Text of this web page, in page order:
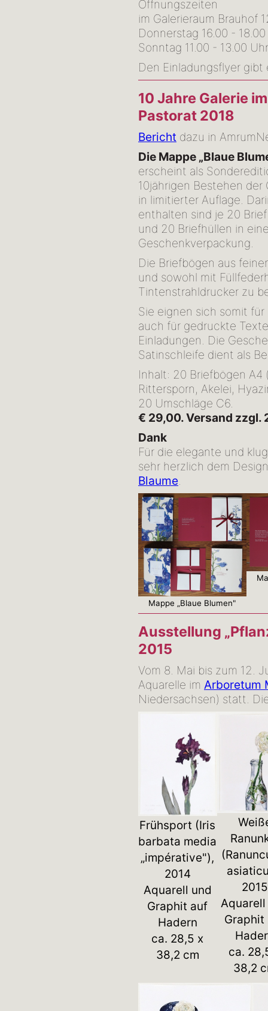
Öffnungszeiten
im Galerieraum Brauhof
Donnerstag 16.00 -
Sonntag 11.00 - 13.00
Den Einladungsflyer
10 Jahre Galerie
Pastorat 2018
Bericht dazu in
Die Mappe „Blaue
erscheint als
10jährigen Bestehen der
in limitierter Auflage.
enthalten sind je 20
und 20 Briefhüllen in
Geschenkverpackung.
Die Briefbögen aus
und sowohl mit
Tintenstrahldrucker zu
Sie eignen sich somit
auch für gedruckte
Einladungen. Die
Satinschleife dient als
Inhalt: 20 Briefbögen
Rittersporn, Akelei,
20 Umschläge C6.
€ 29,00. Versand zzgl.
Dank
Für die elegante und
sehr herzlich dem
Blaume.
Mappe „Blaue Blumen"
Ausstellung
2015
Vom 8. Mai bis zum 12.
Aquarelle im Arboretum
Niedersachsen) statt.
Frühsport (Iris
barbata media
„impérative"),
2014
Aquarell und
Graphit auf
Hadern
ca. 28,5 x
38,2 cm
2015
Graphit
ca.
38,2